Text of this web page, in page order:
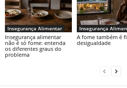
Insegurança Alimentar
Insegurança alimentar
não é só fome: entenda
os diferentes graus do
problema
Insegurança
A fome também é
desigualdade